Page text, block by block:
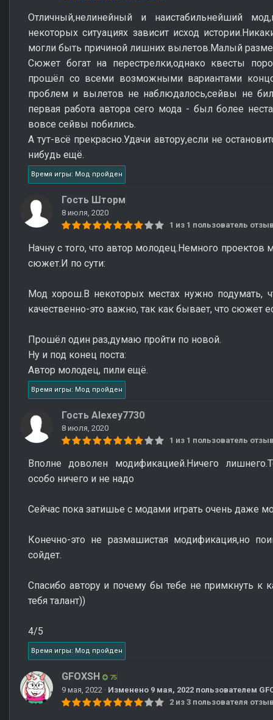
Отличный,нелинейный и наистабильнейший
некоторых ситуациях зависит исход
могли быть причиной лишних вылетов.Малый
Сюжет богат на перестрелки,однако квесты
прошёл со всеми возможными вариантами
проблем и вылетов не наблюдалось,сейвы не
первая работа автора сего мода - был более
вовсе сейвы побились.
А тут-всё прекрасно.Удачи автору,если не
нибудь ещё.
Время игры: Мод пройден
Гость Шторм
8 июля, 2020
1 из 1 пользователь
Начну с того, что автор молодец.Немного
сюжет.И по сути:
Мод хорош.В некоторых местах нужно подумать,
качественно-это важно, так как бывает, что сюжет
Прошёл один раз,думаю пройти по новой.
Ну и под конец поста:
Автор молодец, пили ещё.
Время игры: Мод пройден
Гость Alexey7730
8 июля, 2020
1 из 1 пользователь
Вполне доволен модификацией.Ничего
особо ничего и не надо
Сейчас пока затишье с модами играть очень даже
Конечно-это не размашистая модификация,но
сойдет.
Спасибо автору и почему бы тебе не примкнуть к
тебя талант))
4/5
Время игры: Мод пройден
GFOXSH 75
9 мая, 2022 · Изменено 9 мая, 2022 пользователем
2 из 3 пользователя